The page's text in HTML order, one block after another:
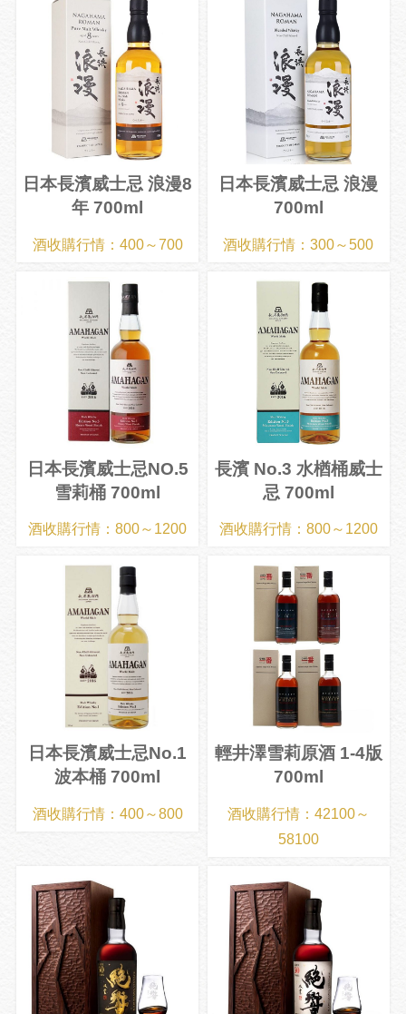
日本長濱威士忌 浪漫8
年 700ml
酒收購行情：400～700
日本長濱威士忌 浪漫
700ml
酒收購行情：300～500
日本長濱威士忌NO.5
雪莉桶 700ml
酒收購行情：800～1200
長濱 No.3 水楢桶威士
忌 700ml
酒收購行情：800～1200
日本長濱威士忌No.1
波本桶 700ml
酒收購行情：400～800
輕井澤雪莉原酒 1-4版
700ml
酒收購行情：42100～
58100